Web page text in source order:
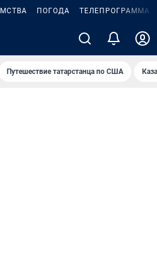
ПОГОДА ТЕЛЕПРОГРАММА
Путешествие татарстанца по США